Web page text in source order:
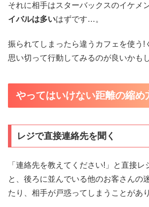
それに相手はスターバックスのイケメ
イバルは多いはずです…。
振られてしまったら違うカフェを使う!
思い切って行動してみるのが良いかも
やってはいけない距離の縮め
レジで直接連絡先を聞く
「連絡先を教えてください!」と直接レ
と、後ろに並んでいる他のお客さんの
たり、相手が戸惑ってしまうことがあ